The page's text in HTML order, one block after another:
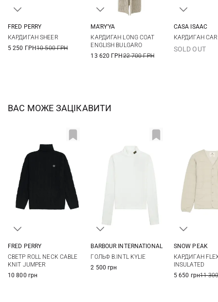
FRED PERRY
КАРДИГАН SHEER
5 250 ГРН10 500 ГРН
MA'RY'YA
КАРДИГАН LONG COAT
ENGLISH BULGARO
13 620 ГРН22 700 ГРН
CASA ISAAC
КАРДИГАН
SOLD OUT
ВАС МОЖЕ ЗАЦІКАВИТИ
FRED PERRY
СВЕТР ROLL NECK CABLE
KNIT JUMPER
10 800 грн
BARBOUR INTERNATIONAL
ГОЛЬФ B.INTL KYLIE
2 500 грн
SNOW PEAK
КАРДИГАН
INSULATED
5 650 грн11